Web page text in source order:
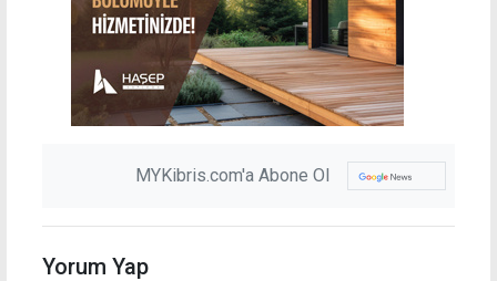
MYKibris.com'a Abone Ol
Yorum Yap